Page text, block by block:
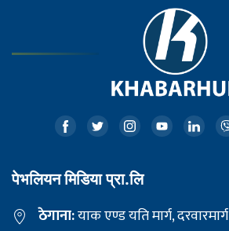
पेभलियन मिडिया प्रा.लि
ठेगाना:याक एण्ड यति मार्ग, दरवारमार्ग